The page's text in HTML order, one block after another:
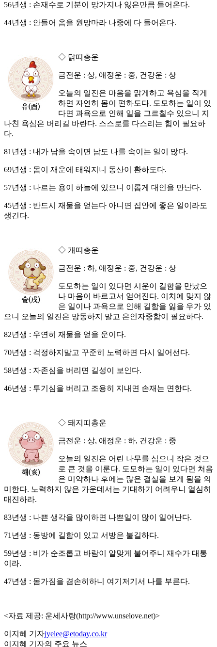
56년생 : 손재수로 기분이 망가지나 잃은만큼 들어온다.
44년생 : 안들어 옴을 원망마라 나중에 다 들어온다.
◇ 닭띠총운
금전운 : 상, 애정운 : 중, 건강운 : 상
오늘의 일진은 마음을 맑게하고 욕심을 작게
하면 자연히 몸이 편하도다. 도모하는 일이 있
다면 과욕으로 인해 일을 그르칠수 있으니 지
나친 욕심은 버리길 바란다. 스스로를 다스리는 힘이 필요하
다.
81년생 : 내가 남을 속이면 남도 나를 속이는 일이 많다.
69년생 : 몸이 재운에 태워지니 동산이 환하도다.
57년생 : 나르는 용이 하늘에 있으니 이롭게 대인을 만난다.
45년생 : 반드시 재물을 얻는다 아니면 집안에 좋은 일이라도
생긴다.
◇ 개띠총운
금전운 : 하, 애정운 : 중, 건강운 : 상
도모하는 일이 있다면 시운이 길함을 만났으
나 마음이 바르고서 얻어진다. 이치에 맞지 않
은 일이나 과욕으로 인해 길함을 잃을 우가 있
으니 오늘의 일진은 망동하지 말고 은인자중함이 필요하다.
82년생 : 우연히 재물을 얻을 운이다.
70년생 : 걱정하지말고 꾸준히 노력하면 다시 일어선다.
58년생 : 자존심을 버리면 길성이 보인다.
46년생 : 투기심을 버리고 조용히 지내면 손재는 면한다.
◇ 돼지띠총운
금전운 : 상, 애정운 : 하, 건강운 : 중
오늘의 일진은 어린 나무를 심으니 작은 것으
로 큰 것을 이룬다. 도모하는 일이 있다면 처음
은 미약하나 후에는 많은 결실을 보게 됨을 의
미한다. 노력하지 않은 가운데서는 기대하기 어려우니 열심히
매진하라.
83년생 : 나쁜 생각을 많이하면 나쁜일이 많이 일어난다.
71년생 : 동방에 길함이 있고 서방은 불길하다.
59년생 : 비가 순조롭고 바람이 알맞게 불어주니 재수가 대통
이라.
47년생 : 몸가짐을 겸손히하니 여기저기서 나를 부른다.
<자료 제공: 운세사랑(http://www.unselove.net)>
이지혜 기자jyelee@etoday.co.kr
이지혜 기자의 주요 뉴스